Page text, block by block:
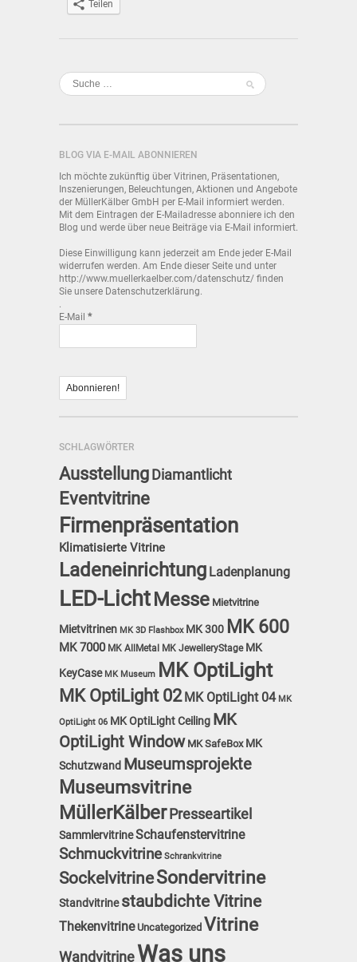
Teilen
BLOG VIA E-MAIL ABONNIEREN
Ich möchte zukünftig über Vitrinen, Präsentationen,
Inszenierungen, Beleuchtungen, Aktionen und Angebote
der MüllerKälber GmbH per E-Mail informiert werden.
Mit dem Eintragen der E-Mailadresse abonniere ich den
Blog und werde über neue Beiträge via E-Mail informiert.
Diese Einwilligung kann jederzeit am Ende jeder E-Mail
widerrufen werden. Am Ende dieser Seite und unter
http://www.muellerkaelber.com/datenschutz/ finden
Sie unsere Datenschutzerklärung.
.
E-Mail *
SCHLAGWÖRTER
AusstellungDiamantlicht
Eventvitrine
Firmenpräsentation
Klimatisierte Vitrine
Ladeneinrichtung Ladenplanung
LED-Licht Messe Mietvitrine
Mietvitrinen MK 3D Flashbox MK 300 MK 600
MK 7000 MK AllMetal MK JewelleryStage MK
KeyCase MK Museum MK OptiLight
MK OptiLight 02 MK OptiLight 04 MK
OptiLight 06 MK OptiLight Ceiling MK
OptiLight Window MK SafeBox MK
Schutzwand Museumsprojekte
Museumsvitrine
MüllerKälber Presseartikel
SammlervitrineSchaufenstervitrine
Schmuckvitrine Schrankvitrine
SockelvitrineSondervitrine
Standvitrine staubdichte Vitrine
Thekenvitrine Uncategorized Vitrine
WandvitrineWas uns